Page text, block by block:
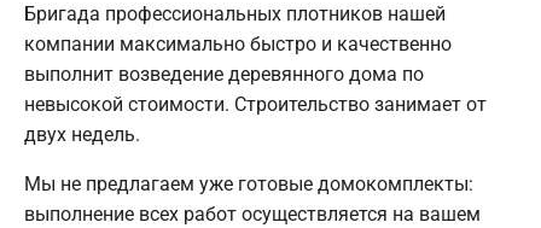
Бригада профессиональных плотников нашей
компании максимально быстро и качественно
выполнит возведение деревянного дома по
невысокой стоимости. Строительство занимает от
двух недель.
Мы не предлагаем уже готовые домокомплекты:
выполнение всех работ осуществляется на вашем